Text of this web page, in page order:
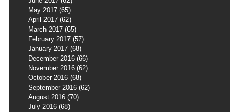
May 2017 (65)
April 2017 (62)
March 2017 (65)
February 2017 (57)
January 2017 (68)
December 2016 (66)
November 2016 (62)
October 2016 (68)
September 2016 (62)
August 2016 (70)
July 2016 (68)